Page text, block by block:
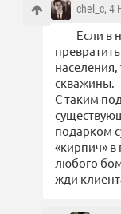
chel_c, 4
Если в
скважины.
С таким
подарком
«кирпич»
любого
жди